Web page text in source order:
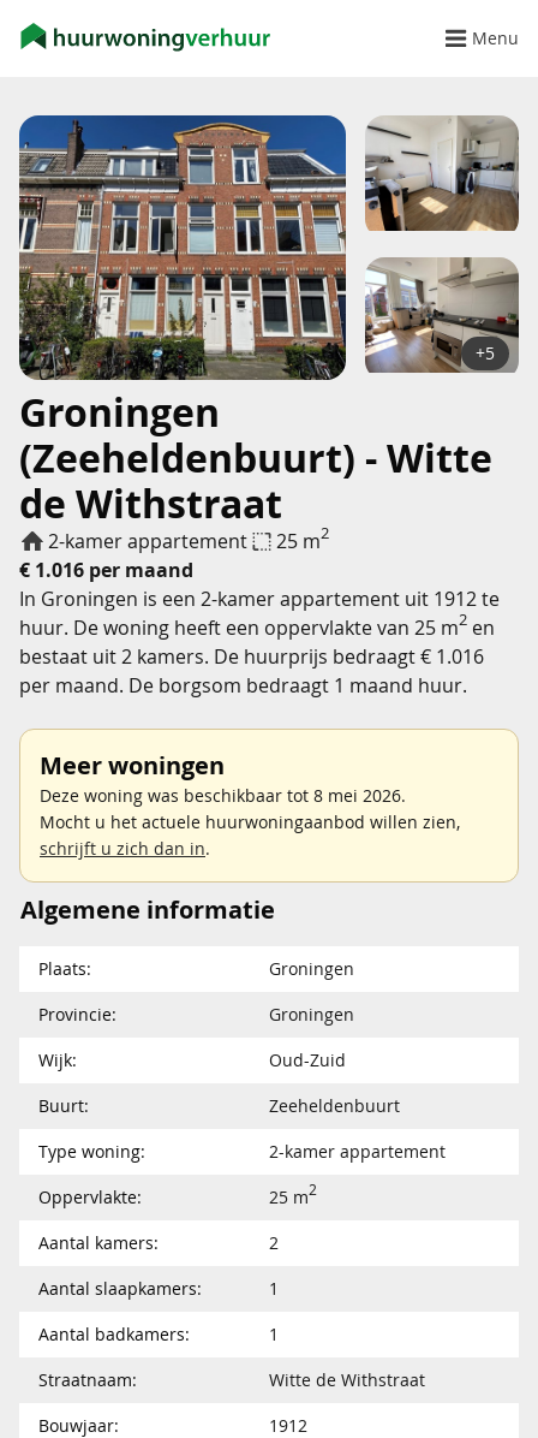
Menu
Groningen
(Zeeheldenbuurt) - Witte
de Withstraat
2-kamer appartement 25 m2
€ 1.016 per maand
+5
In Groningen is een 2-kamer appartement uit 1912 te
huur. De woning heeft een oppervlakte van 25 m2 en
bestaat uit 2 kamers. De huurprijs bedraagt € 1.016
per maand. De borgsom bedraagt 1 maand huur.
Meer woningen
Deze woning was beschikbaar tot 8 mei 2026.
Mocht u het actuele huurwoningaanbod willen zien,
schrijft u zich dan in.
Algemene informatie
Plaats:
Groningen
Provincie:
Groningen
Wijk:
Oud-Zuid
Buurt:
Zeeheldenbuurt
Type woning:
2-kamer appartement
Oppervlakte:
25 m2
Aantal kamers:
2
Aantal slaapkamers:
1
Aantal badkamers:
1
Straatnaam:
Witte de Withstraat
Bouwjaar:
1912